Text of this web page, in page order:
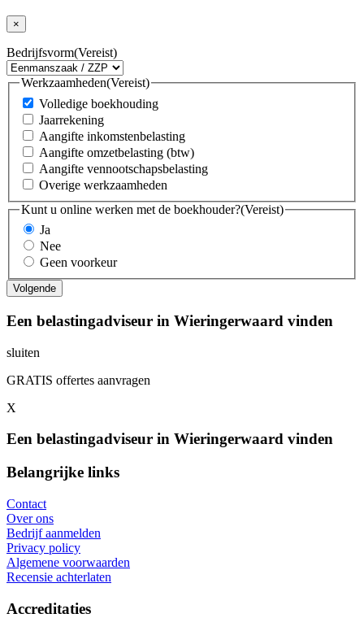
×
Bedrijfsvorm(Vereist)
Werkzaamheden(Vereist)
Volledige boekhouding
Jaarrekening
Aangifte inkomstenbelasting
Aangifte omzetbelasting (btw)
Aangifte vennootschapsbelasting
Overige werkzaamheden
Kunt u online werken met de boekhouder?(Vereist)
Ja
Nee
Geen voorkeur
Een belastingadviseur in Wieringerwaard vinden
sluiten
GRATIS offertes aanvragen
X
Een belastingadviseur in Wieringerwaard vinden
Belangrijke links
Contact
Over ons
Bedrijf aanmelden
Privacy policy
Algemene voorwaarden
Recensie achterlaten
Accreditaties